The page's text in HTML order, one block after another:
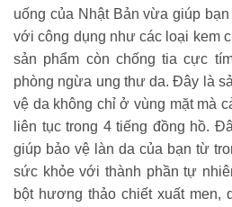
uống của Nhật Bản vừa giúp
với công dụng như các loại kem
sản phẩm còn chống tia cực
phòng ngừa ung thư da. Đây là
vệ da không chỉ ở vùng mặt mà
liên tục trong 4 tiếng đồng hồ.
giúp bảo vệ làn da của bạn từ
sức khỏe với thành phần tự
bột hương thảo chiết xuất men,